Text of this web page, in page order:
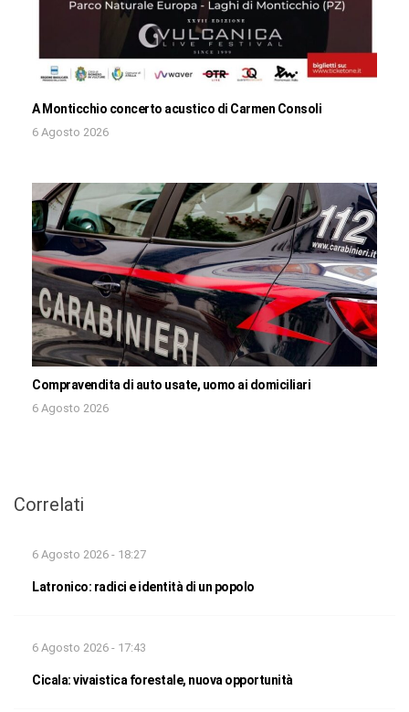
A Monticchio concerto acustico di Carmen Consoli
6 Agosto 2026
Compravendita di auto usate, uomo ai domiciliari
6 Agosto 2026
Correlati
6 Agosto 2026 - 18:27
Latronico: radici e identità di un popolo
6 Agosto 2026 - 17:43
Cicala: vivaistica forestale, nuova opportunità